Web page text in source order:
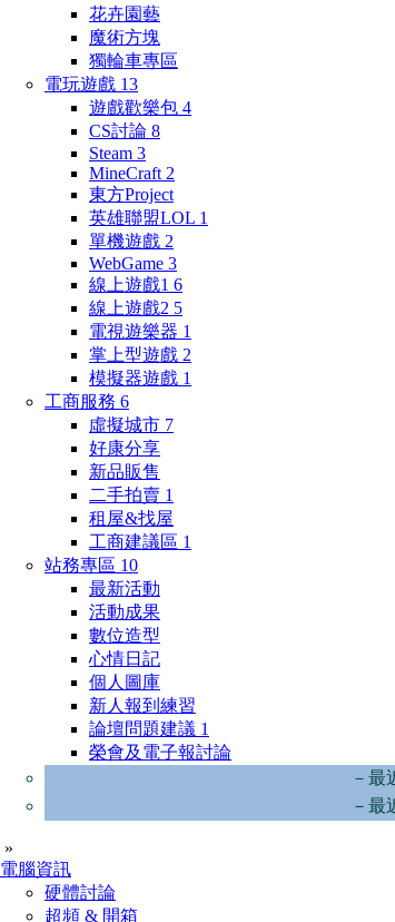
花卉園藝
魔術方塊
獨輪車專區
電玩遊戲 13
遊戲歡樂包 4
CS討論 8
Steam 3
MineCraft 2
東方Project
英雄聯盟LOL 1
單機遊戲 2
WebGame 3
線上遊戲1 6
線上遊戲2 5
電視遊樂器 1
掌上型遊戲 2
模擬器遊戲 1
工商服務 6
虛擬城市 7
好康分享
新品販售
二手拍賣 1
租屋&找屋
工商建議區 1
站務專區 10
最新活動
活動成果
數位造型
心情日記
個人圖庫
新人報到練習
論壇問題建議 1
榮會及電子報討論
－最
－最
»
電腦資訊
硬體討論
超頻 & 開箱